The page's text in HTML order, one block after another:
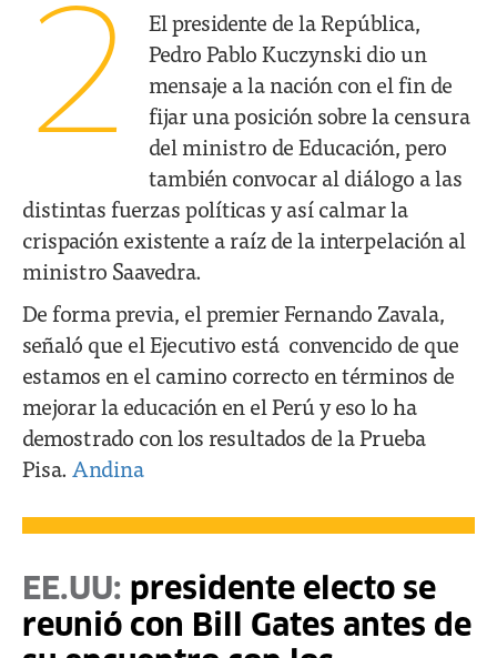
2
El presidente de la República,
Pedro Pablo Kuczynski dio un
mensaje a la nación con el fin de
fijar una posición sobre la censura
del ministro de Educación, pero
también convocar al diálogo a las
distintas fuerzas políticas y así calmar la
crispación existente a raíz de la interpelación al
ministro Saavedra.
De forma previa, el premier Fernando Zavala,
señaló que el Ejecutivo está convencido de que
estamos en el camino correcto en términos de
mejorar la educación en el Perú y eso lo ha
demostrado con los resultados de la Prueba
Pisa. Andina
EE.UU: presidente electo se
reunió con Bill Gates antes de